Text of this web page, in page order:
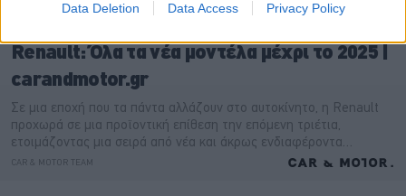
Data Deletion Data Access Privacy Policy